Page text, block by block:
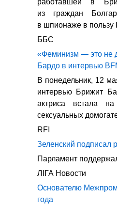
из граждан
в шпионаже в пользу
ББС
«Феминизм — это не
Бардо в интервью
В понедельник, 12
интервью Брижит
актриса встала
сексуальных
RFI
Зеленский подписал
Парламент
ЛIГА Новости
Основателю
года